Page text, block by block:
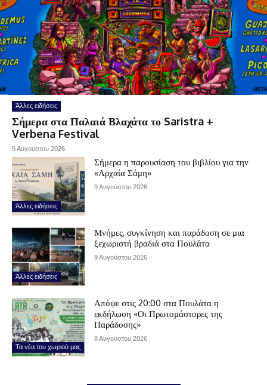
Άλλες ειδήσεις
Σήμερα στα Παλαιά Βλαχάτα το Saristra +
Verbena Festival
9 Αυγούστου 2026
Άλλες ειδήσεις
Σήμερα η παρουσίαση του βιβλίου για την
«Αρχαία Σάμη»
9 Αυγούστου 2026
Άλλες ειδήσεις
Μνήμες, συγκίνηση και παράδοση σε μια
ξεχωριστή βραδιά στα Πουλάτα
9 Αυγούστου 2026
Τα νέα του χωριού μας
Απόψε στις 20:00 στα Πουλάτα η
εκδήλωση «Οι Πρωτομάστορες της
Παράδοσης»
8 Αυγούστου 2026